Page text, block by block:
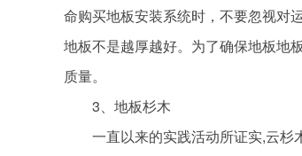
命购买地板安装系统时，不要忽视对
地板不是越厚越好。为了确保地板地
质量。
3、地板杉木
一直以来的实践活动所证实,云杉